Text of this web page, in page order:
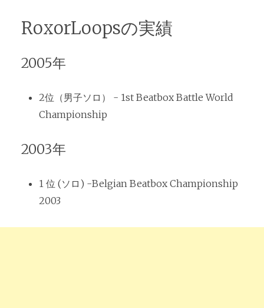
RoxorLoopsの実績
2005年
2位（男子ソロ） - 1st Beatbox Battle World
Championship
2003年
1 位 (ソロ) -Belgian Beatbox Championship
2003